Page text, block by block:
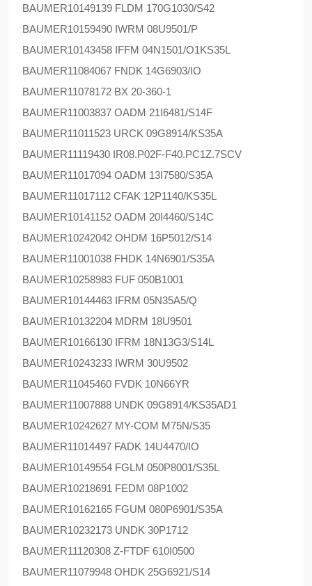
BAUMER10149139 FLDM 170G1030/S42
BAUMER10159490 IWRM 08U9501/P
BAUMER10143458 IFFM 04N1501/O1KS35L
BAUMER11084067 FNDK 14G6903/IO
BAUMER11078172 BX 20-360-1
BAUMER11003837 OADM 21I6481/S14F
BAUMER11011523 URCK 09G8914/KS35A
BAUMER11119430 IR08.P02F-F40.PC1Z.7SCV
BAUMER11017094 OADM 13I7580/S35A
BAUMER11017112 CFAK 12P1140/KS35L
BAUMER10141152 OADM 20I4460/S14C
BAUMER10242042 OHDM 16P5012/S14
BAUMER11001038 FHDK 14N6901/S35A
BAUMER10258983 FUF 050B1001
BAUMER10144463 IFRM 05N35A5/Q
BAUMER10132204 MDRM 18U9501
BAUMER10166130 IFRM 18N13G3/S14L
BAUMER10243233 IWRM 30U9502
BAUMER11045460 FVDK 10N66YR
BAUMER11007888 UNDK 09G8914/KS35AD1
BAUMER10242627 MY-COM M75N/S35
BAUMER11014497 FADK 14U4470/IO
BAUMER10149554 FGLM 050P8001/S35L
BAUMER10218691 FEDM 08P1002
BAUMER10162165 FGUM 080P6901/S35A
BAUMER10232173 UNDK 30P1712
BAUMER11120308 Z-FTDF 610I0500
BAUMER11079948 OHDK 25G6921/S14